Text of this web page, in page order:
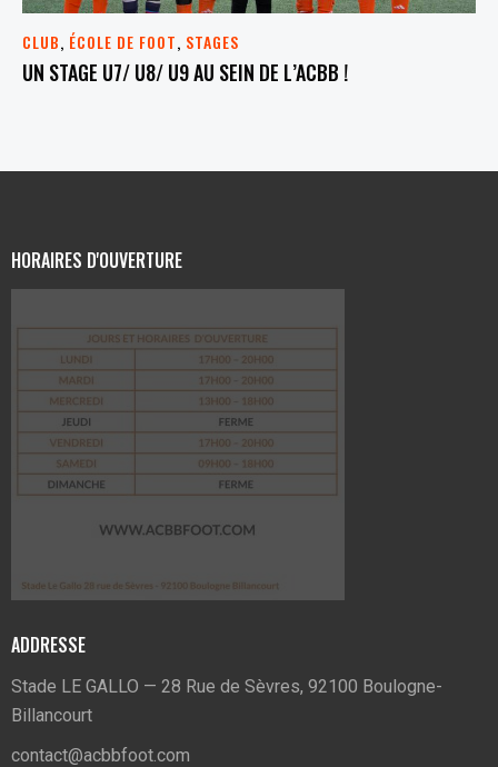
CLUB, ÉCOLE DE FOOT, STAGES
UN STAGE U7/ U8/ U9 AU SEIN DE L’ACBB !
HORAIRES D'OUVERTURE
ADDRESSE
Stade LE GALLO — 28 Rue de Sèvres, 92100 Boulogne-
Billancourt
contact@acbbfoot.com